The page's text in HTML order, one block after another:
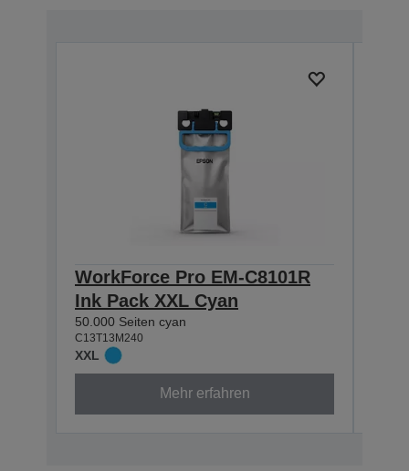
WorkForce Pro EM-C8101R
Ink Pack XXL Cyan
50.000 Seiten cyan
C13T13M240
XXL
Mehr erfahren